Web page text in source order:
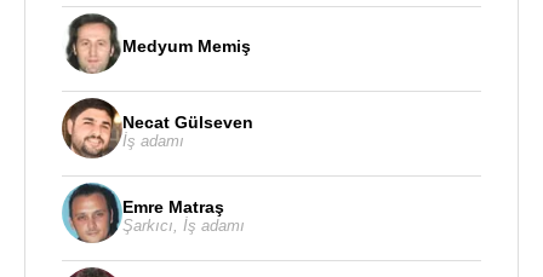
Leopold Carl Müller'in yanında eğitim aldı ve
1879'da onaMısır'a kadar eşlik etti ve ardından
1886'da
Hindistan
Leopold Carl Müller, Genç bir Bedevi kadının resmi
Medyum Memiş
Necat Gülseven
İş adamı
Emre Matraş
Şarkıcı İş adamı